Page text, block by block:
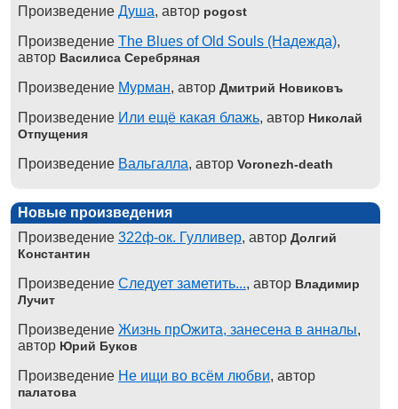
Произведение Душа, автор pogost
Произведение The Blues of Old Souls (Надежда),
автор Василиса Серебряная
Произведение Мурман, автор Дмитрий Новиковъ
Произведение Или ещё какая блажь, автор Николай
Отпущения
Произведение Вальгалла, автор Voronezh-death
Новые произведения
Произведение 322ф-ок. Гулливер, автор Долгий
Константин
Произведение Следует заметить..., автор Владимир
Лучит
Произведение Жизнь прОжита, занесена в анналы,
автор Юрий Буков
Произведение Не ищи во всём любви, автор
палатова